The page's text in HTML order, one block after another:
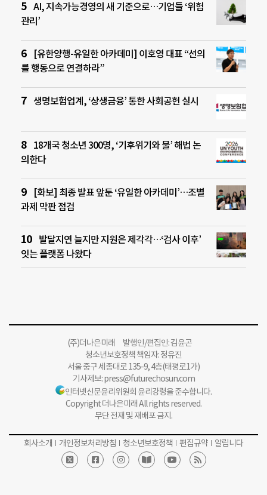
AI, 지속가능경영의 새 기준으로…기업들 ‘위험
관리’
[유한양행-유일한 아카데미] 이호영 대표 “선의
를 행동으로 연결하라”
생명보험업계, ‘상생금융’ 통한 사회공헌 실시
18개국 청소년 300명, ‘기후위기와 물’ 해법 논
의한다
[화보] 최종 발표 앞둔 ‘유일한 아카데미’…조별
과제 막판 점검
발달지연 늘지만 지원은 제각각…‘검사 이후’
잇는 플랫폼 나왔다
(주)더나은미래 발행인/편집인: 김윤곤
청소년보호정책 책임자: 정유진
서울 중구 세종대로 135-9, 4층(태평로1가)
기사제보:press@futurechosun.com
인터넷신문윤리위원회 윤리강령을 준수합니다.
Copyright 더나은미래 All rights reserved.
무단 전재 및 재배포 금지.
회사소개 개인정보처리방침 청소년보호정책 편집규약 알립니다